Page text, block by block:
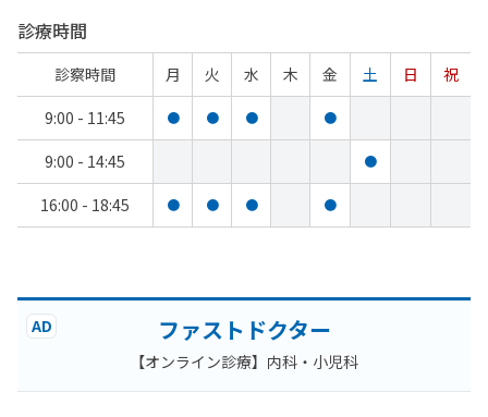
診療時間
診察時間 月 火 水 木 金 土 日
祝
9:00 - 11:45
● ● ● ●
9:00 - 14:45 ●
16:00 - 18:45 ● ● ● ●
AD ファストドクター
【オンライン診療】内科・小児科